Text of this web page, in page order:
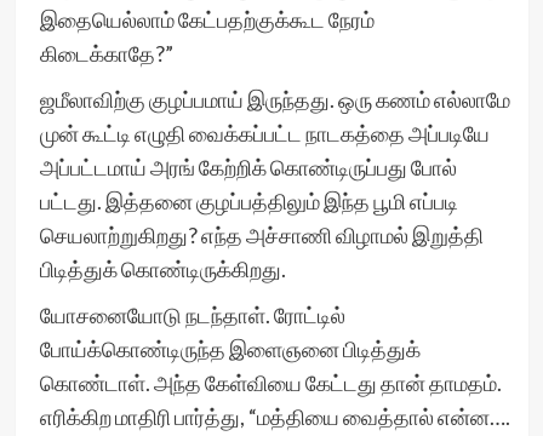
இதையெல்லாம் கேட்பதற்குக்கூட நேரம்
கிடைக்காதே?”
ஜமீலாவிற்கு குழப்பமாய் இருந்தது. ஒரு கணம் எல்லாமே
முன் கூட்டி எழுதி வைக்கப்பட்ட நாடகத்தை அப்படியே
அப்பட்டமாய் அரங் கேற்றிக் கொண்டிருப்பது போல்
பட்டது. இத்தனை குழப்பத்திலும் இந்த பூமி எப்படி
செயலாற்றுகிறது? எந்த அச்சாணி விழாமல் இறுத்தி
பிடித்துக் கொண்டிருக்கிறது.
யோசனையோடு நடந்தாள். ரோட்டில்
போய்க்கொண்டிருந்த இளைஞனை பிடித்துக்
கொண்டாள். அந்த கேள்வியை கேட்டது தான் தாமதம்.
எரிக்கிற மாதிரி பார்த்து, “மத்தியை வைத்தால் என்ன….